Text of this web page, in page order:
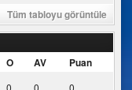
Tüm tabloyu görüntüle
O AV Puan
0 0 0